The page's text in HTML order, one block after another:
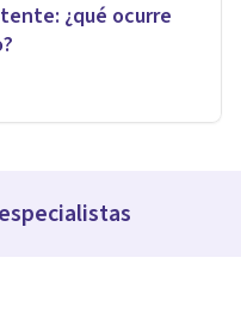
¿qué ocurre